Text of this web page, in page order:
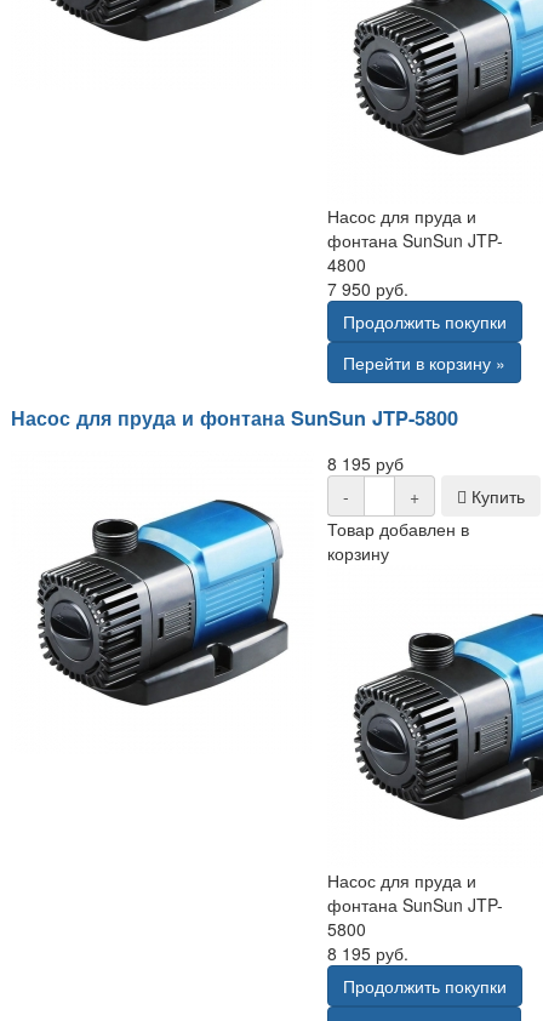
Насос для пруда и
фонтана SunSun JTP-
4800
7 950 руб.
Продолжить покупки
Перейти в корзину »
Насос для пруда и фонтана SunSun JTP-5800
8 195 руб
-
+
Купить
Товар добавлен в
корзину
Насос для пруда и
фонтана SunSun JTP-
5800
8 195 руб.
Продолжить покупки